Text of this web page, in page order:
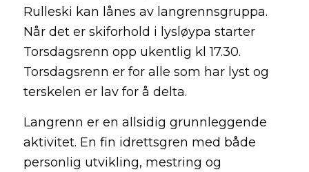
Rulleski kan lånes av langrennsgruppa.
Når det er skiforhold i lysløypa starter
Torsdagsrenn opp ukentlig kl 17.30.
Torsdagsrenn er for alle som har lyst og
terskelen er lav for å delta.
Langrenn er en allsidig grunnleggende
aktivitet. En fin idrettsgren med både
personlig utvikling, mestring og